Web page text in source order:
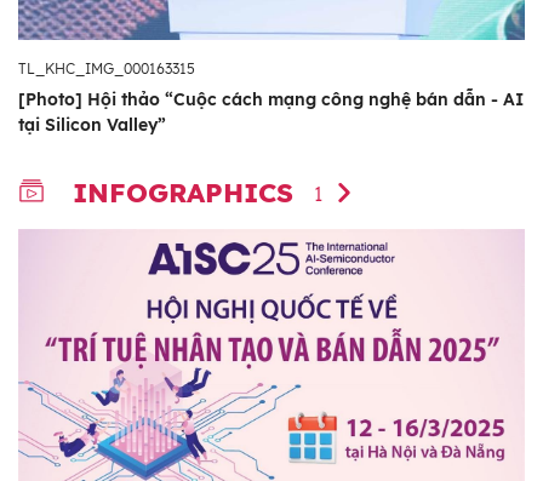
TL_KHC_IMG_000163315
[Photo] Hội thảo “Cuộc cách mạng công nghệ bán dẫn - AI
tại Silicon Valley”
INFOGRAPHICS 1